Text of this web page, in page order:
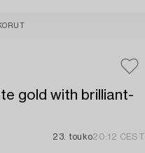
gold with brilliant-
23. touko20:12 CEST